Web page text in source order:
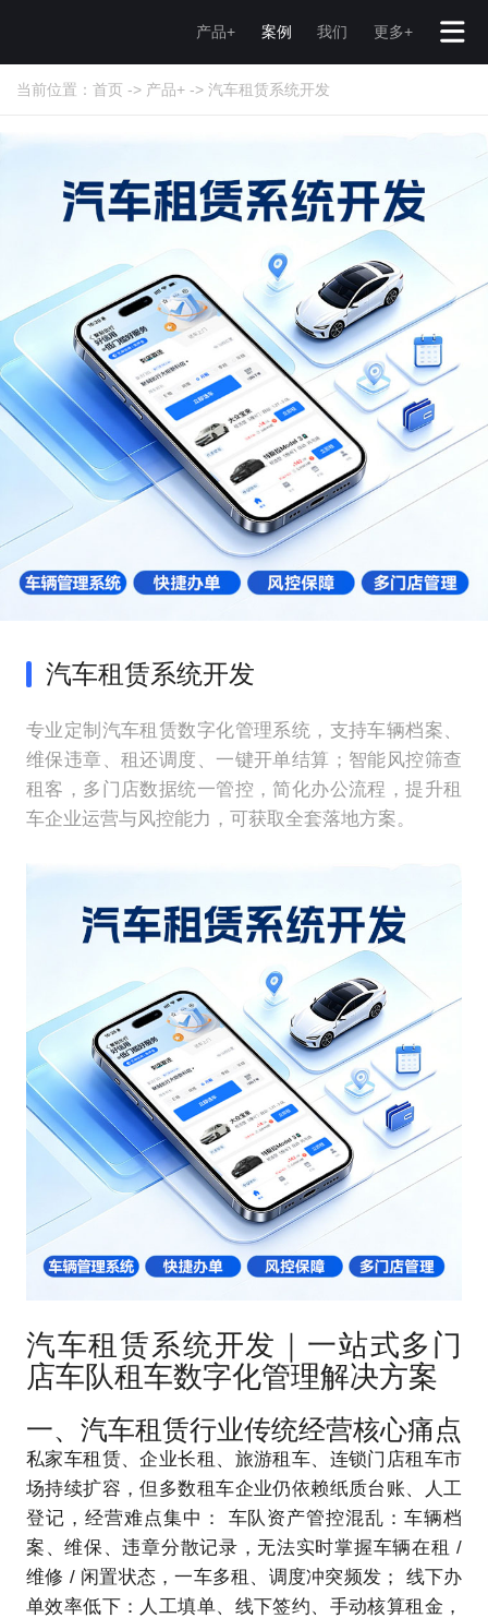
产品+ 案例 我们 更多+
当前位置： 首页 -> 产品+ -> 汽车租赁系统开发
汽车租赁系统开发
专业定制汽车租赁数字化管理系统，支持车辆档案、
维保违章、租还调度、一键开单结算；智能风控筛查
租客，多门店数据统一管控，简化办公流程，提升租
车企业运营与风控能力，可获取全套落地方案。
汽车租赁系统开发｜一站式多门
店车队租车数字化管理解决方案
一、汽车租赁行业传统经营核心痛点
私家车租赁、企业长租、旅游租车、连锁门店租车市
场持续扩容，但多数租车企业仍依赖纸质台账、人工
登记，经营难点集中： 车队资产管控混乱：车辆档
案、维保、违章分散记录，无法实时掌握车辆在租 /
维修 / 闲置状态，一车多租、调度冲突频发； 线下办
单效率低下：人工填单、线下签约、手动核算租金，